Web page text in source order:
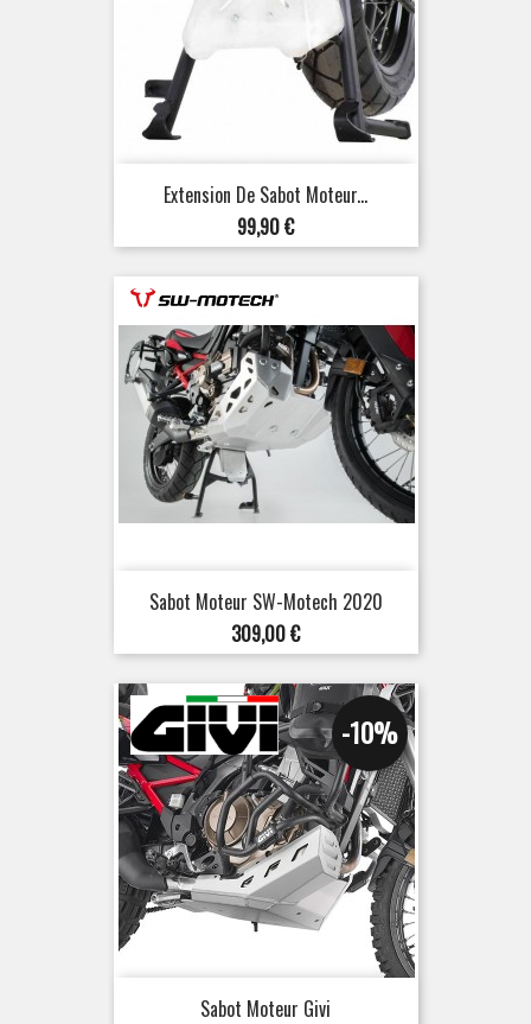
Extension De Sabot Moteur...
Prix
99,90 €
Sabot Moteur SW-Motech 2020
Prix
309,00 €
Sabot Moteur Givi
-10%